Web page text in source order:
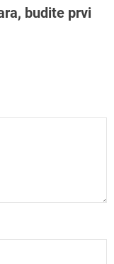
budite prvi